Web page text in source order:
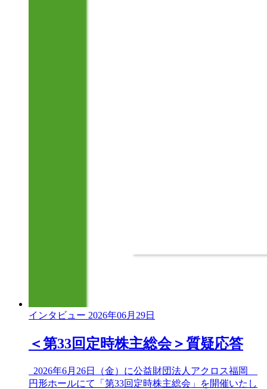
インタビュー 2026年06月29日
＜第33回定時株主総会＞質疑応答
2026年6月26日（金）に公益財団法人アクロス福岡
円形ホールにて「第33回定時株主総会」を開催いたし